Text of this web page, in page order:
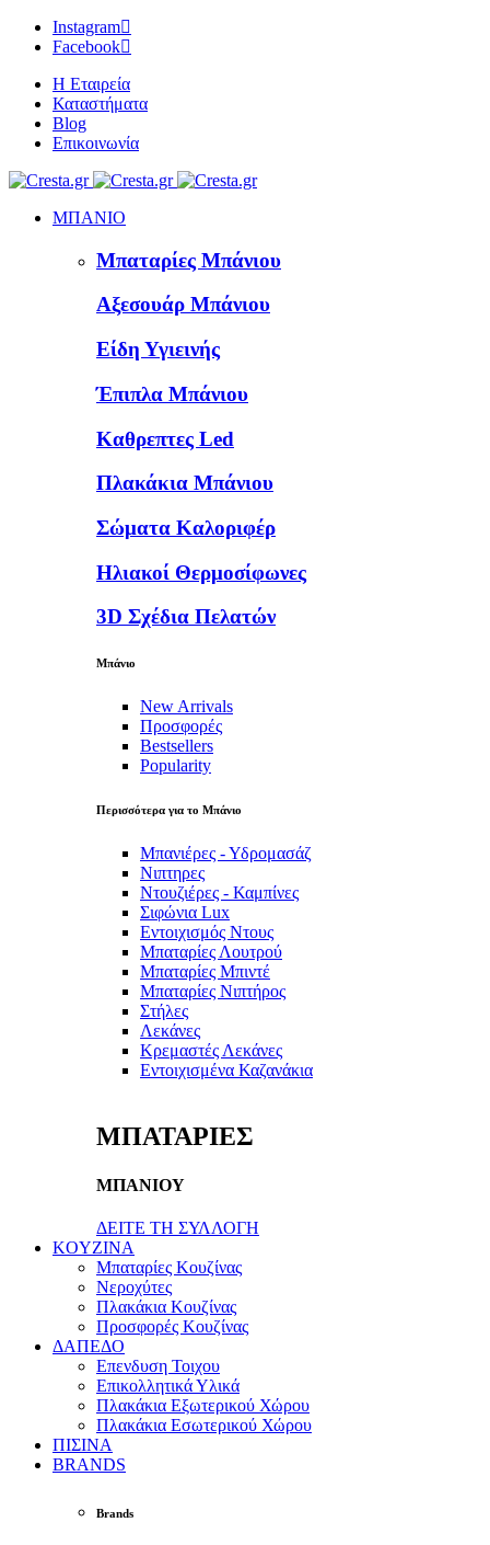
Instagram
Facebook
Η Εταιρεία
Καταστήματα
Blog
Επικοινωνία
ΜΠΑΝΙΟ
Μπαταρίες Μπάνιου
Αξεσουάρ Μπάνιου
Είδη Υγιεινής
Έπιπλα Μπάνιου
Καθρεπτες Led
Πλακάκια Μπάνιου
Σώματα Καλοριφέρ
Ηλιακοί Θερμοσίφωνες
3D Σχέδια Πελατών
Μπάνιο
New Arrivals
Προσφορές
Bestsellers
Popularity
Περισσότερα για το Μπάνιο
Μπανιέρες - Υδρομασάζ
Νιπτηρες
Ντουζιέρες - Καμπίνες
Σιφώνια Lux
Εντοιχισμός Ντους
Μπαταρίες Λουτρού
Μπαταρίες Μπιντέ
Μπαταρίες Νιπτήρος
Στήλες
Λεκάνες
Κρεμαστές Λεκάνες
Εντοιχισμένα Καζανάκια
ΜΠΑΤΑΡΙΕΣ
ΜΠΑΝΙΟΥ
ΔΕΙΤΕ ΤΗ ΣΥΛΛΟΓΗ
KOYZINA
Μπαταρίες Κουζίνας
Νεροχύτες
Πλακάκια Κουζίνας
Προσφορές Κουζίνας
ΔΑΠΕΔΟ
Επενδυση Τοιχου
Επικολλητικά Υλικά
Πλακάκια Εξωτερικού Χώρου
Πλακάκια Εσωτερικού Χώρου
ΠΙΣΙΝΑ
BRANDS
Brands